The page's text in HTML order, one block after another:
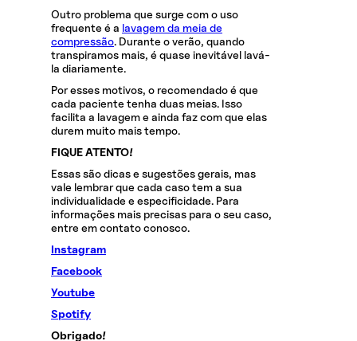
Outro problema que surge com o uso
frequente é a lavagem da meia de
compressão. Durante o verão, quando
transpiramos mais, é quase inevitável lavá-
la diariamente.
Por esses motivos, o recomendado é que
cada paciente tenha duas meias. Isso
facilita a lavagem e ainda faz com que elas
durem muito mais tempo.
FIQUE ATENTO!
Essas são dicas e sugestões gerais, mas
vale lembrar que cada caso tem a sua
individualidade e especificidade. Para
informações mais precisas para o seu caso,
entre em contato conosco.
Instagram
Facebook
Youtube
Spotify
Obrigado!